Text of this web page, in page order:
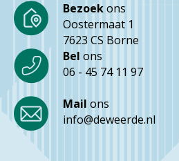
Bezoekons
Oostermaat 1
7623 CS Borne
Bel ons
06 - 45 74 11 97
Mail ons
info@deweerde.nl